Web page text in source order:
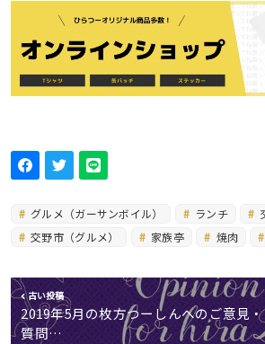
グルメ（ガーサンボイル） ランチ
交野市（グルメ）
家族亭 焼肉
古い投稿
2019年5月の枚方つーしんへのご意見
質問…